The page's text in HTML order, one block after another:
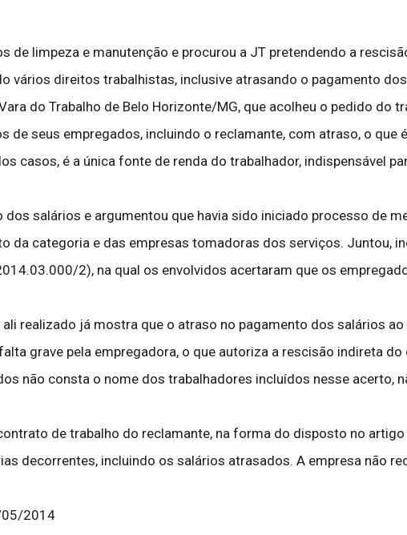
de limpeza e manutenção e procurou a JT pretendendo a
vários direitos trabalhistas, inclusive atrasando o pagamento
do Trabalho de Belo Horizonte/MG, que acolheu o pedido do
seus empregados, incluindo o reclamante, com atraso, o que
casos, é a única fonte de renda do trabalhador, indispensável
salários e argumentou que havia sido iniciado processo de
da categoria e das empresas tomadoras dos serviços. Juntou,
2), na qual os envolvidos acertaram que os
realizado já mostra que o atraso no pagamento dos salários
grave pela empregadora, o que autoriza a rescisão indireta do
não consta o nome dos trabalhadores incluídos nesse acerto,
de trabalho do reclamante, na forma do disposto no artigo
decorrentes, incluindo os salários atrasados. A empresa não
05/2014